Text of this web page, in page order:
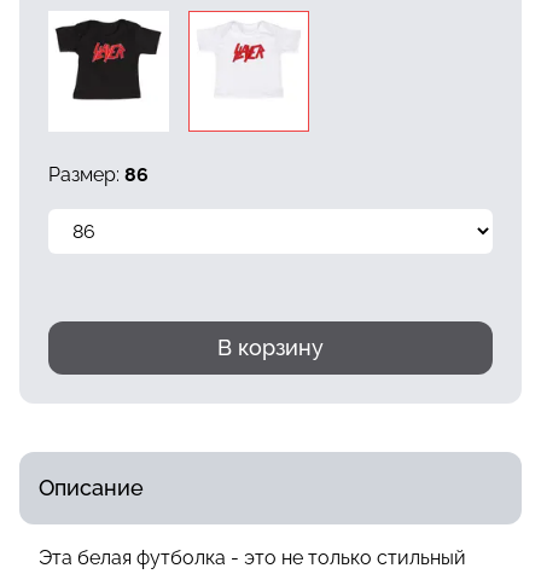
Размер: 86
В корзину
Описание
Эта белая футболка - это не только стильный